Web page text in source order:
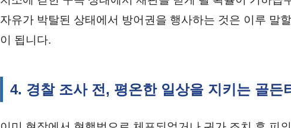
자유가 박탈된 상태에서 방어권을 행사하는 것은 이루 말
이 됩니다.
4. 경찰 조사 전, 평온한 일상을 지키는 골든